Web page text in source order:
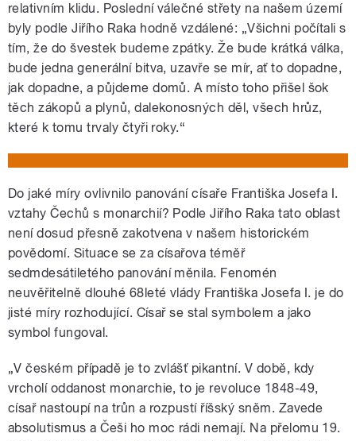
relativním klidu. Poslední válečné střety na našem území
byly podle Jiřího Raka hodně vzdálené: „Všichni počítali s
tím, že do švestek budeme zpátky. Že bude krátká válka,
bude jedna generální bitva, uzavře se mír, ať to dopadne,
jak dopadne, a půjdeme domů. A místo toho přišel šok
těch zákopů a plynů, dalekonosných děl, všech hrůz,
které k tomu trvaly čtyři roky.“
Do jaké míry ovlivnilo panování císaře Františka Josefa I.
vztahy Čechů s monarchií? Podle Jiřího Raka tato oblast
není dosud přesně zakotvena v našem historickém
povědomí. Situace se za císařova téměř
sedmdesátiletého panování měnila. Fenomén
neuvěřitelně dlouhé 68leté vlády Františka Josefa I. je do
jisté míry rozhodující. Císař se stal symbolem a jako
symbol fungoval.
„V českém případě je to zvlášť pikantní. V době, kdy
vrcholí oddanost monarchie, to je revoluce 1848-49,
císař nastoupí na trůn a rozpustí říšský sněm. Zavede
absolutismus a Češi ho moc rádi nemají. Na přelomu 19.